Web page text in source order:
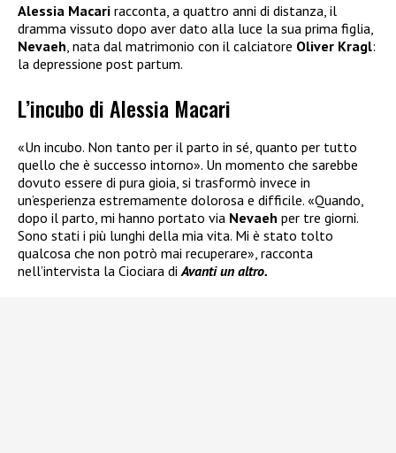
Alessia Macari racconta, a quattro anni di distanza, il
dramma vissuto dopo aver dato alla luce la sua prima figlia,
Nevaeh , nata dal matrimonio con il calciatore Oliver Kragl:
la depressione post partum.
L’incubo di Alessia Macari
«Un incubo. Non tanto per il parto in sé, quanto per tutto
quello che è successo intorno». Un momento che sarebbe
dovuto essere di pura gioia, si trasformò invece in
un’esperienza estremamente dolorosa e difficile. «Quando,
dopo il parto, mi hanno portato via Nevaeh per tre giorni.
Sono stati i più lunghi della mia vita. Mi è stato tolto
qualcosa che non potrò mai recuperare», racconta
nell’intervista la Ciociara diAvanti un altro.